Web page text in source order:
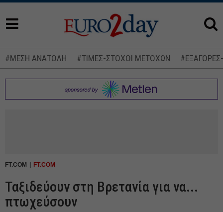
#ΜΕΣΗ ΑΝΑΤΟΛΗ #ΤΙΜΕΣ-ΣΤΟΧΟΙ ΜΕΤΟΧΩΝ
FT.COM FT.COM
Ταξιδεύουν στη Βρετανία για να...
πτωχεύσουν